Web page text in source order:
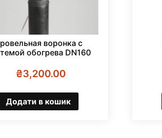
воронка с
обогрева DN160
₴3,200.00
Додати в кошик